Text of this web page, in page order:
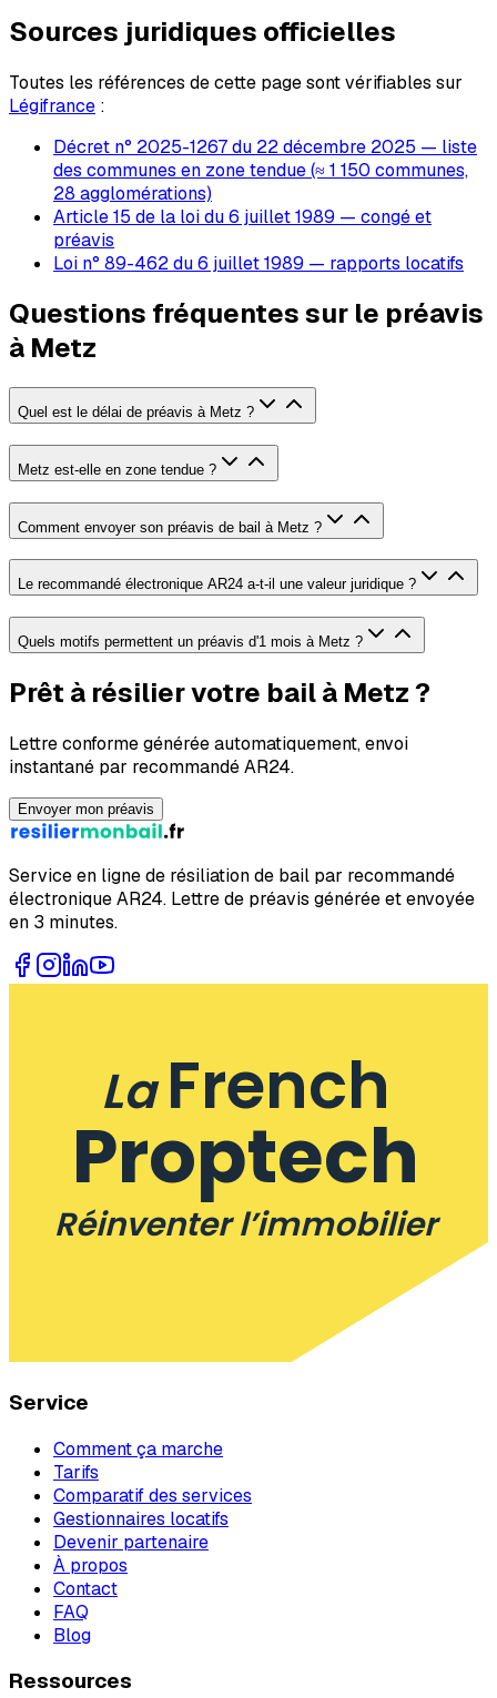
Sources juridiques officielles
Toutes les références de cette page sont vérifiables sur
Légifrance :
Décret n° 2025-1267 du 22 décembre 2025 — liste
des communes en zone tendue (≈ 1 150 communes,
28 agglomérations)
Article 15 de la loi du 6 juillet 1989 — congé et
préavis
Loi n° 89-462 du 6 juillet 1989 — rapports locatifs
Questions fréquentes sur le préavis
à Metz
Quel est le délai de préavis à Metz ?
Metz est-elle en zone tendue ?
Comment envoyer son préavis de bail à Metz ?
Le recommandé électronique AR24 a-t-il une valeur juridique ?
Quels motifs permettent un préavis d'1 mois à Metz ?
Prêt à résilier votre bail à Metz ?
Lettre conforme générée automatiquement, envoi
instantané par recommandé AR24.
Envoyer mon préavis
Service en ligne de résiliation de bail par recommandé
électronique AR24. Lettre de préavis générée et envoyée
en 3 minutes.
LaFrench
Proptech
Réinventer l’immobilier
Service
Comment ça marche
Tarifs
Comparatif des services
Gestionnaires locatifs
Devenir partenaire
À propos
Contact
FAQ
Blog
Ressources